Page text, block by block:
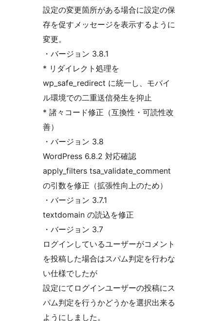
設定の変更箇所がある場合に設定の保
存を促すメッセージを表示するように
変更。
・バージョン 3.8.1
* リダイレクト処理を
wp_safe_redirect に統一し、モバイ
ル環境での二重送信発生を抑止
* 諸々コード修正（互換性・可読性改
善）
・バージョン 3.8
WordPress 6.8.2 対応確認
apply_filters tsa_validate_comment
の引数を修正（拡張性向上のため）
・バージョン 3.7.1
textdomain の読込を修正
・バージョン 3.7
ログインしているユーザーがコメント
を投稿した場合はスパム判定を行わな
い仕様でしたが
設定にてログインユーザーの投稿にス
パム判定を行うかどうかを選択出来る
ようにしました。